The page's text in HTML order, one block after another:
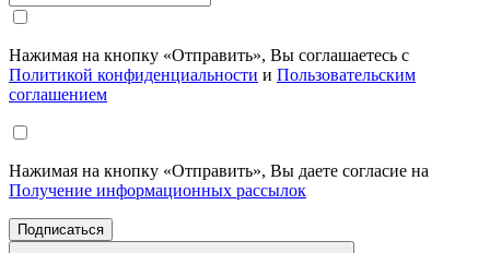
Нажимая на кнопку «Отправить», Вы соглашаетесь с
Политикой конфиденциальности и Пользовательским
соглашением
Нажимая на кнопку «Отправить», Вы даете согласие на
Получение информационных рассылок
Подписаться